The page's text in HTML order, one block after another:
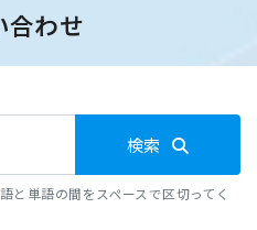
合わせ
検索
と単語の間をスペースで区切ってく